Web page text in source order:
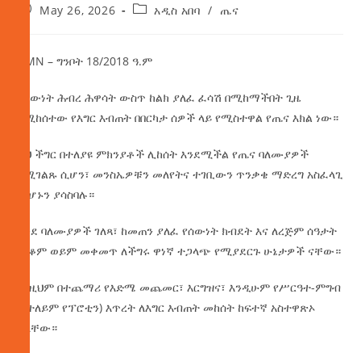
May 26, 2026 አዲስ አበባ / ጤና
AMN – ግንቦት 18/2018 ዓ.ም
በሰውነት ሕብረ ሕዋሳት ውስጥ ከልክ ያለፈ ፈሳሽ በሚከማችበት ጊዜ
የሚከሰተው የእግር እብጠት በበርካታ ሰዎች ላይ የሚስተዋል የጤና እክል ነው።
ይህ ችግር በተለያዩ ምክንያቶች ሊከሰት እንደሚችል የጤና ባለሙያዎች
የሚገልጹ ሲሆን፣ መንስኤዎቹን መለየትና ተገቢውን ጥንቃቄ ማድረግ አስፈላጊ
መሆኑን ያሳስባሉ።
እንደ ባለሙያዎች ገለጻ፣ ከመጠን ያለፈ የሰውነት ክብደት እና ለረጅም ሰዓታት
መቆም ወይም መቀመጥ ለችግሩ ዋነኛ ተጋላጭ የሚያደርጉ ሁኔታዎች ናቸው።
ከነዚህም በተጨማሪ የእድሜ መጨመር፣ እርግዝና፣ እንዲሁም የሥርዓተ-ምግብ
(በተለይም የፕሮቲን) እጥረት ለእግር እብጠት መከሰት ከፍተኛ አስተዋጽኦ
አላቸው።